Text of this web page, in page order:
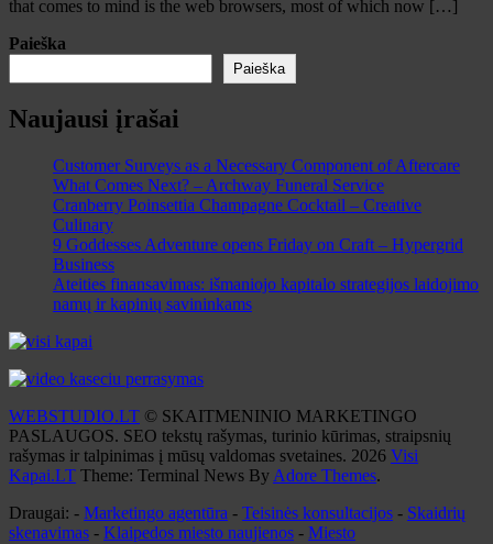
that comes to mind is the web browsers, most of which now […]
Paieška
Paieška
Naujausi įrašai
Customer Surveys as a Necessary Component of Aftercare
What Comes Next? – Archway Funeral Service
Cranberry Poinsettia Champagne Cocktail – Creative
Culinary
9 Goddesses Adventure opens Friday on Craft – Hypergrid
Business
Ateities finansavimas: išmaniojo kapitalo strategijos laidojimo
namų ir kapinių savininkams
WEBSTUDIO.LT © SKAITMENINIO MARKETINGO
PASLAUGOS. SEO tekstų rašymas, turinio kūrimas, straipsnių
rašymas ir talpinimas į mūsų valdomas svetaines. 2026 Visi
Kapai.LT Theme: Terminal News By Adore Themes.
Draugai: - Marketingo agentūra - Teisinės konsultacijos - Skaidrių
skenavimas - Klaipedos miesto naujienos - Miesto